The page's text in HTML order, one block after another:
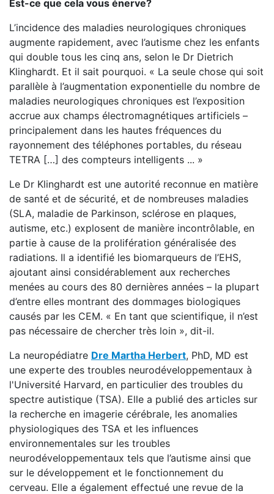
Est-ce que cela vous énerve?
L’incidence des maladies neurologiques chroniques
augmente rapidement, avec l’autisme chez les enfants
qui double tous les cinq ans, selon le Dr Dietrich
Klinghardt. Et il sait pourquoi. « La seule chose qui soit
parallèle à l’augmentation exponentielle du nombre de
maladies neurologiques chroniques est l’exposition
accrue aux champs électromagnétiques artificiels –
principalement dans les hautes fréquences du
rayonnement des téléphones portables, du réseau
TETRA […] des compteurs intelligents ... »
Le Dr Klinghardt est une autorité reconnue en matière
de santé et de sécurité, et de nombreuses maladies
(SLA, maladie de Parkinson, sclérose en plaques,
autisme, etc.) explosent de manière incontrôlable, en
partie à cause de la prolifération généralisée des
radiations. Il a identifié les biomarqueurs de l’EHS,
ajoutant ainsi considérablement aux recherches
menées au cours des 80 dernières années – la plupart
d’entre elles montrant des dommages biologiques
causés par les CEM. « En tant que scientifique, il n’est
pas nécessaire de chercher très loin », dit-il.
La neuropédiatre Dre Martha Herbert, PhD, MD est
une experte des troubles neurodéveloppementaux à
l'Université Harvard, en particulier des troubles du
spectre autistique (TSA). Elle a publié des articles sur
la recherche en imagerie cérébrale, les anomalies
physiologiques des TSA et les influences
environnementales sur les troubles
neurodéveloppementaux tels que l’autisme ainsi que
sur le développement et le fonctionnement du
cerveau. Elle a également effectué une revue de la